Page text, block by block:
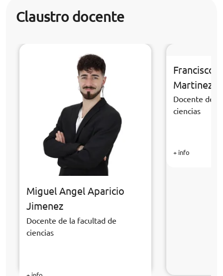
Claustro docente
Miguel Angel Aparicio
Jimenez
Docente de la facultad de
ciencias
Francisco
Martinez
Docente de
ciencias
+ info